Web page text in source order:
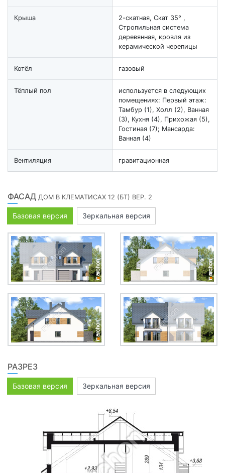
Крыша
2-скатная, Скат 35° ,
Стропильная система
деревянная, кровля из
керамической черепицы
Котёл газовый
Тёплый пол
используется в следующих
помещениях: Первый этаж:
Тамбур (1), Холл (2), Ванная
(3), Кухня (4), Прихожая (5),
Гостиная (7); Мансарда:
Ванная (4)
Вентиляция гравитационная
ФАСАД ДОМ В КЛЕМАТИСАХ 12 (БТ) ВЕР. 2
Базовая версия Зеркальная версия
РАЗРЕЗ
Базовая версия Зеркальная версия